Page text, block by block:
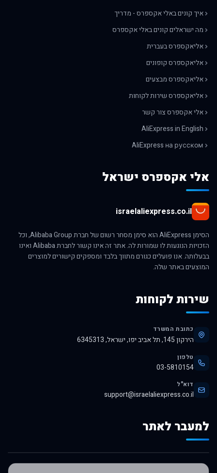
איך קונים באלי אקספרס - מדריך
מה ישראלים קונים באלי אקספרס
אליאקספרס בעברית
אליאקספרס קופונים
אליאקספרס מבצעים
אליאקספרס שירות לקוחות
אלי אקספרס צור קשר
AliExpress in English
AliExpress на русском
אלי אקספרס ישראל
israelaliexpress.co.il
הסימן AliExpress הוא סימן מסחר רשום של חברת Alibaba Group, וכל
הזכויות הנוגעות לו שמורות לה. אתר זה אינו קשור לחברת Alibaba ואינו
בבעלותה. אנו פועלים כגורם מתווך בלבד ומספקים קישורים למוצרים
המוצעים באתר שלה.
שירות לקוחות
כתובת המשרד
הירקון 145, תל אביב יפו, ישראל, 6345313
טלפון
03-5810154
דוא"ל
support@israelaliexpress.co.il
למעבר לאתר
לרכישה באלי אקספרס